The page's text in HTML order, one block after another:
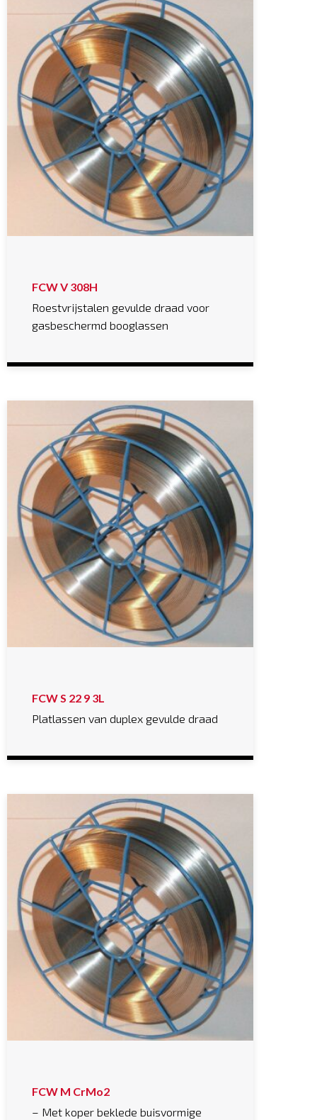
FCW V 308H
Roestvrijstalen gevulde draad voor
gasbeschermd booglassen
FCW S 22 9 3L
Platlassen van duplex gevulde draad
FCW M CrMo2
– Met koper beklede buisvormige